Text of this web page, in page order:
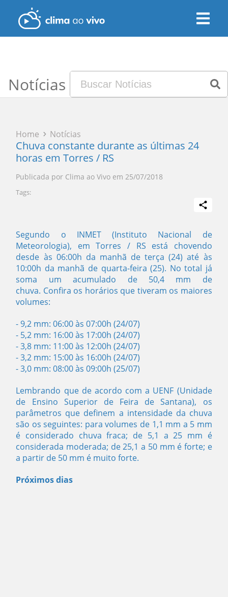
Notícias
Home Notícias
Chuva constante durante as últimas 24
horas em Torres / RS
Publicada por Clima ao Vivo em 25/07/2018
Tags:
Segundo o INMET (Instituto Nacional de
Meteorologia), em Torres / RS está chovendo
desde às 06:00h da manhã de terça (24) até às
10:00h da manhã de quarta-feira (25). No total já
soma um acumulado de 50,4 mm de
chuva. Confira os horários que tiveram os maiores
volumes:
- 9,2 mm: 06:00 às 07:00h (24/07)
- 5,2 mm: 16:00 às 17:00h (24/07)
- 3,8 mm: 11:00 às 12:00h (24/07)
- 3,2 mm: 15:00 às 16:00h (24/07)
- 3,0 mm: 08:00 às 09:00h (25/07)
Lembrando que de acordo com a UENF (Unidade
de Ensino Superior de Feira de Santana), os
parâmetros que definem a intensidade da chuva
são os seguintes: para volumes de 1,1 mm a 5 mm
é considerado chuva fraca; de 5,1 a 25 mm é
considerada moderada; de 25,1 a 50 mm é forte; e
a partir de 50 mm é muito forte.
Próximos dias